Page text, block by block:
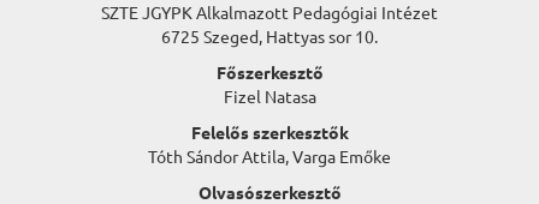
SZTE JGYPK Alkalmazott Pedagógiai Intézet
6725 Szeged, Hattyas sor 10.
Főszerkesztő
Fizel Natasa
Felelős szerkesztők
Tóth Sándor Attila, Varga Emőke
Olvasószerkesztő